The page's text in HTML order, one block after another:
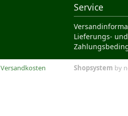
Service
Lieferungs- und
Versandkosten Shopsystem by